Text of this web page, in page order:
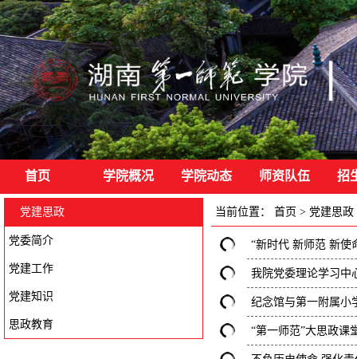
首页 学院概况 学院动态 师资队伍 招
党建思政
党委简介
党建工作
党建知识
思政教育
当前位置： 首页 > 党建思政
“新时代 新师范 新使
我院党委理论学习中
纪念馆与第一附属小
“第一师范”大思政课